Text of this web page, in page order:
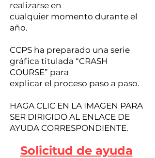
realizarse en
cualquier momento durante el
año.
CCPS ha preparado una serie
gráfica titulada “CRASH
COURSE” para
explicar el proceso paso a paso.
HAGA CLIC EN LA IMAGEN PARA
SER DIRIGIDO AL ENLACE DE
AYUDA CORRESPONDIENTE.
Solicitud de ayuda